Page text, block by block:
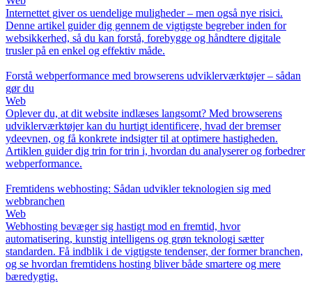
Internettet giver os uendelige muligheder – men også nye risici.
Denne artikel guider dig gennem de vigtigste begreber inden for
websikkerhed, så du kan forstå, forebygge og håndtere digitale
trusler på en enkel og effektiv måde.
Forstå webperformance med browserens udviklerværktøjer – sådan
gør du
Web
Oplever du, at dit website indlæses langsomt? Med browserens
udviklerværktøjer kan du hurtigt identificere, hvad der bremser
ydeevnen, og få konkrete indsigter til at optimere hastigheden.
Artiklen guider dig trin for trin i, hvordan du analyserer og forbedrer
webperformance.
Fremtidens webhosting: Sådan udvikler teknologien sig med
webbranchen
Web
Webhosting bevæger sig hastigt mod en fremtid, hvor
automatisering, kunstig intelligens og grøn teknologi sætter
standarden. Få indblik i de vigtigste tendenser, der former branchen,
og se hvordan fremtidens hosting bliver både smartere og mere
bæredygtig.